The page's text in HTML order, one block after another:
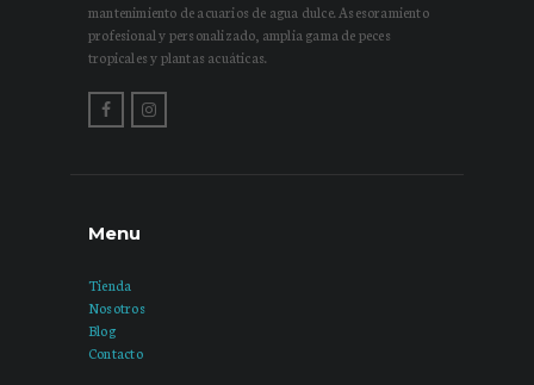
mantenimiento de acuarios de agua dulce. Asesoramiento
profesional y personalizado, amplia gama de peces
tropicales y plantas acuáticas.
Menu
Tienda
Nosotros
Blog
Contacto